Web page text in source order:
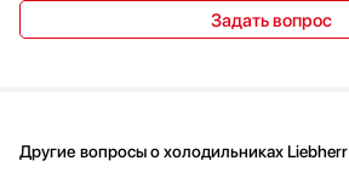
Задать вопрос
Другие вопросы о холодильниках Liebherr